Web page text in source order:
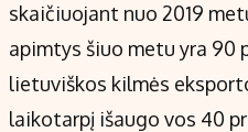
skaičiuojant nuo 2019
apimtys šiuo metu yra 90
lietuviškos kilmės
laikotarpį išaugo vos 40